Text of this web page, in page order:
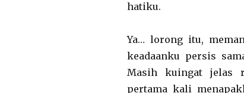
hatiku.
Ya… lorong itu,
keadaanku persis
Masih kuingat jelas
pertama kali